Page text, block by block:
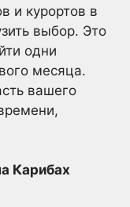
и курортов в
выбор. Это
одни
месяца.
вашего
Карибах